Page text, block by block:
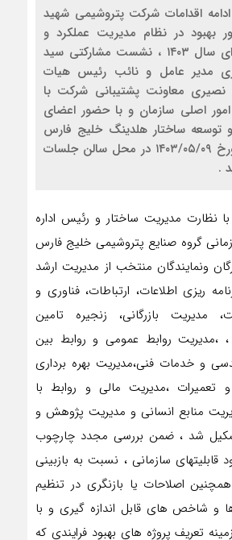
اقدامات شرکت پتروشیمی شهید
بهبود در نظام مدیریت عملکرد و
توسعه قابلیتها برای سال ۱۴۰۳ ، نشست مشارکتی سید
مدیر عامل و نائب رئیس هیات
نصیری معاونت پشتیبانی شرکت با
اصلی سازمان و با حضور اعضای
توسعه ساختار هلدینگ خلیج فارس
امروز سه شنبه مورخ ۱۴۰۳/۰۵/۰۹ در محل سالن جلسات
.
نظارت مدیریت ساختار و رئیس اداره
گروه صنایع پتروشیمی خلیج فارس
ونمایندگان منتخب از مدیریت ارشد
ریزی اطلاعات، ارتباطات، فناوری و
مدیریت بازرگانی، زنجیره تامین
، ،مدیریت روابط عمومی و روابط بین
و خدمات فنی،مدیریت بهره برداری
تعمیرات ،مدیریت مالی و روابط با
منابع انسانی و مدیریت پژوهش و
شد ، ضمن بررسی مجدد چارچوب
قابلیتهای سازمانی ، نسبت به بازبینی
اصلاحات یا بازنگری در تنظیم
و شاخص های قابل اندازه گیری و با
تعریف پروژه های بهبود فرایندی که